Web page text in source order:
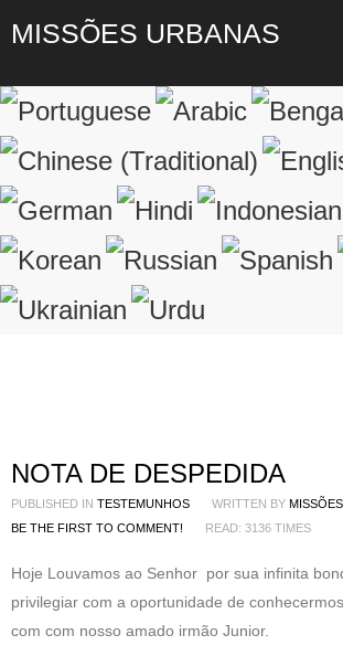
MISSÕES URBANAS
NOTA DE DESPEDIDA
PUBLISHED IN TESTEMUNHOS WRITTEN BY
BE THE FIRST TO COMMENT!
READ: 3136 TIMES
Hoje Louvamos ao Senhor por sua infinita
privilegiar com a oportunidade de
com com nosso amado irmão Junior.
LOGIN Registre-se
Lembrar de Mim
Esqueceu o nome de usuário?